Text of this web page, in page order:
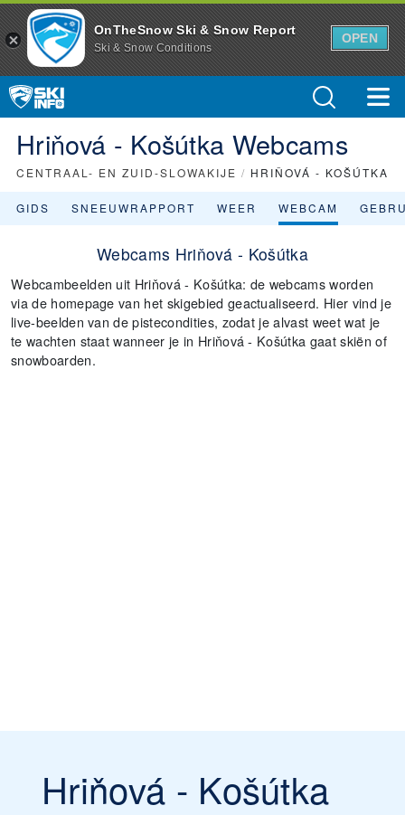
OnTheSnow Ski & Snow Report
Ski & Snow Conditions
OPEN
Hriňová - Košútka Webcams
CENTRAAL- EN ZUID-SLOWAKIJE / HRIŇOVÁ - KOŠÚTKA
GIDS SNEEUWRAPPORT WEER WEBCAM
Webcams Hriňová - Košútka
Webcambeelden uit Hriňová - Košútka: de webcams worden
via de homepage van het skigebied geactualiseerd. Hier vind je
live-beelden van de pistecondities, zodat je alvast weet wat je
te wachten staat wanneer je in Hriňová - Košútka gaat skiën of
snowboarden.
Hriňová - Košútka